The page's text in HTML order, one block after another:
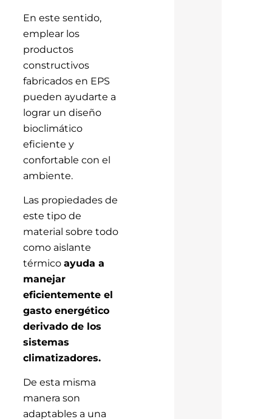
En este sentido,
emplear los
productos
constructivos
fabricados en EPS
pueden ayudarte a
lograr un diseño
bioclimático
eficiente y
confortable con el
ambiente.
Las propiedades de
este tipo de
material sobre todo
como aislante
térmico ayuda a
manejar
eficientemente el
gasto energético
derivado de los
sistemas
climatizadores.
De esta misma
manera son
adaptables a una